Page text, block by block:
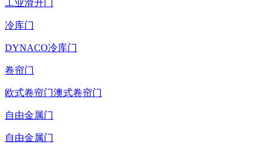
工业滑升门
冷库门
DYNACO冷库门
卷帘门
欧式卷帘门澳式卷帘门
自由金属门
自由金属门